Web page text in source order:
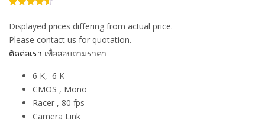
คะแนน
4.53จาก
5 คะแนน
การให้
ของลูกค้า
Displayed prices differing from actual price.
Please contact us for quotation.
ติดต่อเรา เพื่อสอบถามราคา
6 K, 6 K
CMOS , Mono
Racer , 80 fps
Camera Link